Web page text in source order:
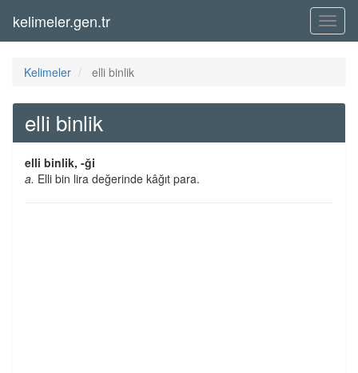
Menü
kelimeler.gen.tr
Kelimeler elli binlik
elli binlik
elli binlik, -ği
a. Elli bin lira değerinde kâğıt para.